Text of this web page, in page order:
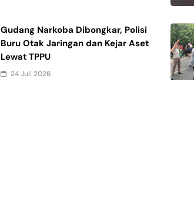
Gudang Narkoba Dibongkar, Polisi
Buru Otak Jaringan dan Kejar Aset
Lewat TPPU
24 Juli 2026